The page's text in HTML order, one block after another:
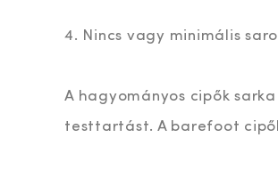
4. Nincs vagy minimális
A hagyományos cipők
testtartást. A barefoot